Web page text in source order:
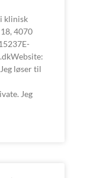
klinisk
4070
løser til
Jeg